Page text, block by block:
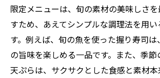
限定メニューは、旬の素材の美味しさ
すため、あえてシンプルな調理法を用
す。例えば、旬の魚を使った握り寿司
の旨味を楽しめる一品です。また、季
天ぷらは、サクサクとした食感と素材